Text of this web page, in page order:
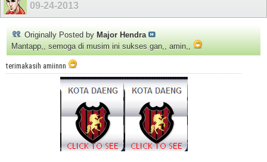
09-24-2013
Originally Posted by Major Hendra
Mantapp,, semoga di musim ini sukses gan,, amin,,
terimakasih amiinnn